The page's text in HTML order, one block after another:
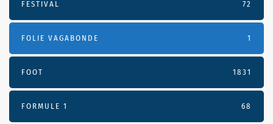
FESTIVAL 72
FOLIE VAGABONDE 1
FOOT 1831
FORMULE 1 68